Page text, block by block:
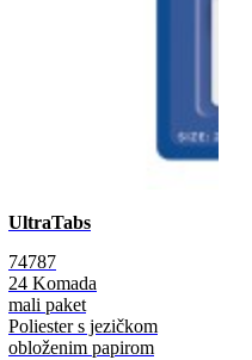
UltraTabs
74787
24 Komada
mali paket
Poliester s jezičkom
obloženim papirom